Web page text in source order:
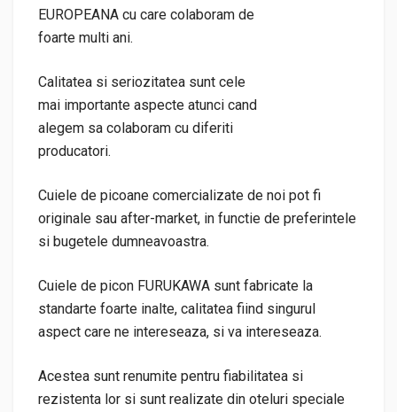
EUROPEANA cu care colaboram de
foarte multi ani.
Calitatea si seriozitatea sunt cele
mai importante aspecte atunci cand
alegem sa colaboram cu diferiti
producatori.
Cuiele de picoane comercializate de noi pot fi
originale sau after-market, in functie de preferintele
si bugetele dumneavoastra.
Cuiele de picon FURUKAWA sunt fabricate la
standarte foarte inalte, calitatea fiind singurul
aspect care ne intereseaza, si va intereseaza.
Acestea sunt renumite pentru fiabilitatea si
rezistenta lor si sunt realizate din oteluri speciale